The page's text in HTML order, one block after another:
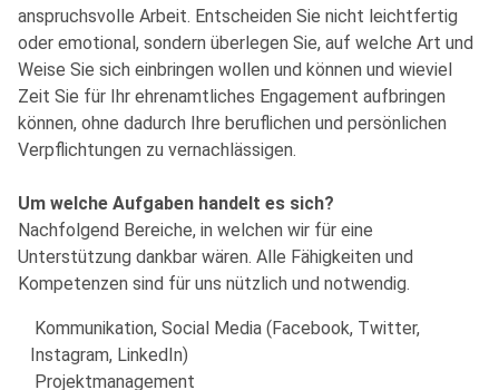
anspruchsvolle Arbeit. Entscheiden Sie nicht leichtfertig
oder emotional, sondern überlegen Sie, auf welche Art und
Weise Sie sich einbringen wollen und können und wieviel
Zeit Sie für Ihr ehrenamtliches Engagement aufbringen
können, ohne dadurch Ihre beruflichen und persönlichen
Verpflichtungen zu vernachlässigen.
Um welche Aufgaben handelt es sich?
Nachfolgend Bereiche, in welchen wir für eine
Unterstützung dankbar wären. Alle Fähigkeiten und
Kompetenzen sind für uns nützlich und notwendig.
Kommunikation, Social Media (Facebook, Twitter,
Instagram, LinkedIn)
Projektmanagement